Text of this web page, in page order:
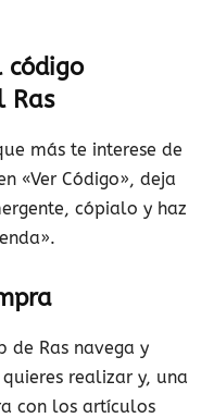
código
Ras
más te interese de
«Ver Código», deja
cópialo y haz
de Ras navega y
realizar y, una
con los artículos